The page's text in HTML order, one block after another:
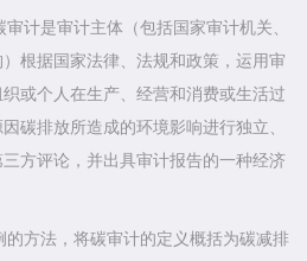
计是审计主体（包括国家审计机关、
根据国家法律、法规和政策，运用审
或个人在生产、经营和消费或生活过
碳排放所造成的环境影响进行独立、
方评论，并出具审计报告的一种经济
的方法，将碳审计的定义概括为碳减排